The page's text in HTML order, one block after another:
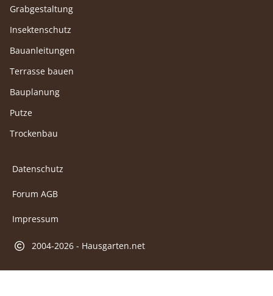
Grabgestaltung
Insektenschutz
Bauanleitungen
Terrasse bauen
Bauplanung
Putze
Trockenbau
Datenschutz
Forum AGB
Impressum
2004-2026 - Hausgarten.net